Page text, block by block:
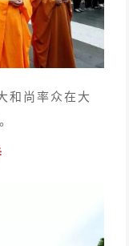
和尚率众在大